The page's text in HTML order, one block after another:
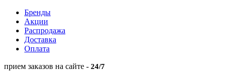
Бренды
Акции
Распродажа
Доставка
Оплата
прием заказов на сайте - 24/7